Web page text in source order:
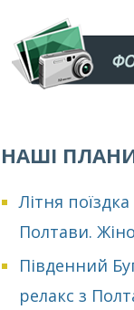
НАШІ
Літня
Полтави.
Південний
релакс з